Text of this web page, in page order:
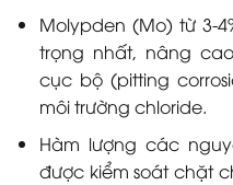
Molypden (Mo) từ 3-
trọng nhất, nâng
cục bộ (pitting
môi trường chloride.
Hàm lượng các
được kiểm soát chặt